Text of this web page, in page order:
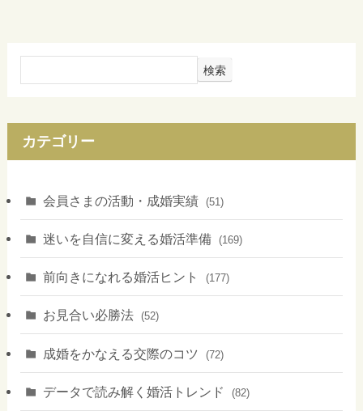
検索
カテゴリー
会員さまの活動・成婚実績 (51)
迷いを自信に変える婚活準備 (169)
前向きになれる婚活ヒント (177)
お見合い必勝法 (52)
成婚をかなえる交際のコツ (72)
データで読み解く婚活トレンド (82)